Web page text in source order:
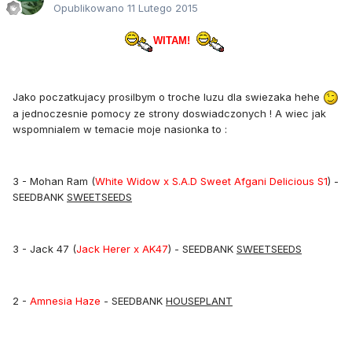
Opublikowano 11 Lutego 2015
WITAM!
Jako poczatkujacy prosilbym o troche luzu dla swiezaka hehe
a jednoczesnie pomocy ze strony doswiadczonych ! A wiec jak
wspomnialem w temacie moje nasionka to :
3 - Mohan Ram (White Widow x S.A.D Sweet Afgani Delicious S1) -
SEEDBANK SWEETSEEDS
3 - Jack 47 (Jack Herer x AK47) - SEEDBANK SWEETSEEDS
2 - Amnesia Haze - SEEDBANK HOUSEPLANT